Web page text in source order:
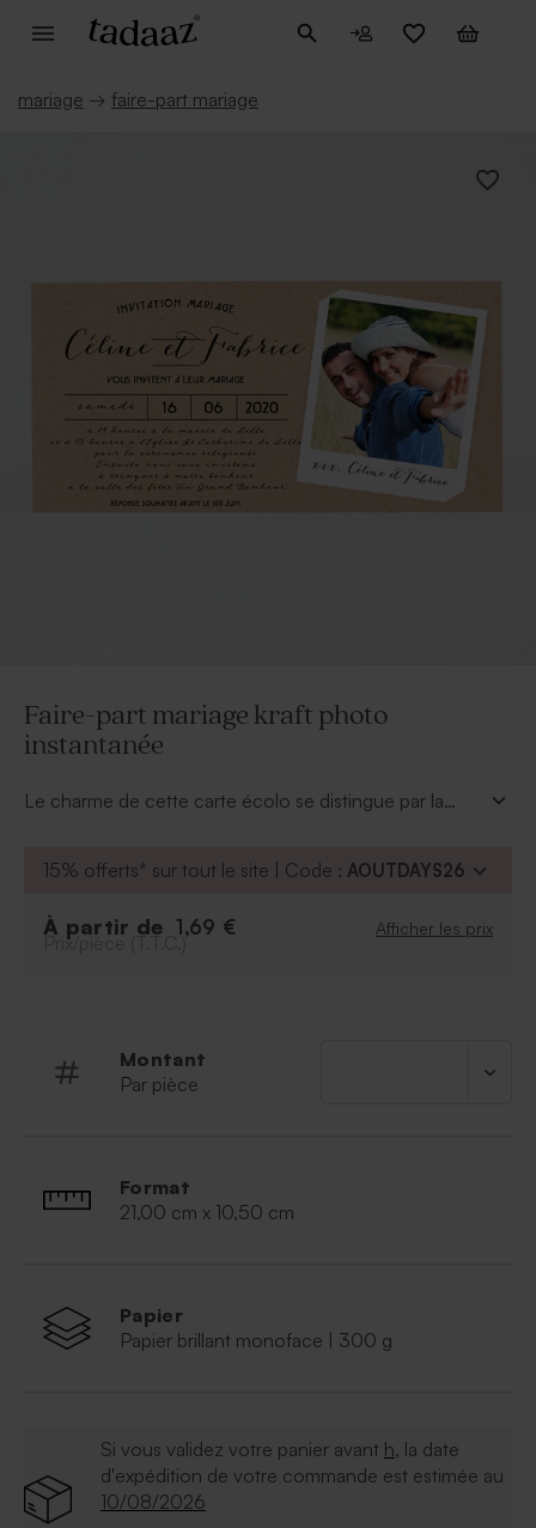
mariage → faire-part mariage
Faire-part mariage kraft photo
instantanée
Le charme de cette carte écolo se distingue par la
dévoiler sur les 2 côtés de ce faire-part mariage kraft
15% offerts* sur tout le site | Code : AOUTDAYS26
À partir de 1,69 € Afficher les prix
Prix/pièce (T.T.C.)
Montant
Par pièce
Format
21,00 cm x 10,50 cm
Papier
Papier brillant monoface | 300 g
Si vous validez votre panier avant h, la date
d'expédition de votre commande est estimée au
10/08/2026